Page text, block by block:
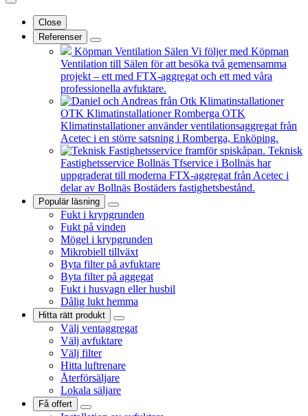
Close
Referenser
Köpman Ventilation Sälen Vi följer med Köpman
Ventilation till Sälen för att besöka två gemensamma
projekt – ett med FTX-aggregat och ett med våra
professionella avfuktare.
OTK Klimatinstallationer Romberga OTK
Klimatinstallationer använder ventilationsaggregat från
Acetec i en större satsning i Romberga, Enköping.
Teknisk
Fastighetsservice Bollnäs Tfservice i Bollnäs har
uppgraderat till moderna FTX-aggregat från Acetec i
delar av Bollnäs Bostäders fastighetsbestånd.
Populär läsning
Fukt i krypgrunden
Fukt på vinden
Mögel i krypgrunden
Mikrobiell tillväxt
Byta filter på avfuktare
Byta filter på aggegat
Fukt i husvagn eller husbil
Dålig lukt hemma
Hitta rätt produkt
Välj ventaggregat
Välj avfuktare
Välj filter
Hitta luftrenare
Återförsäljare
Lokala säljare
Få offert